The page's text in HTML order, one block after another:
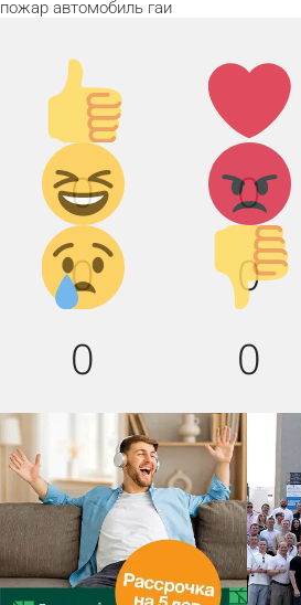
пожар автомобиль гаи
Палец
вверх!
0
Лайк!
0
Дикий
смех!
0
Агрессия!
0
Грусть :(
0
Палец
вниз!
0